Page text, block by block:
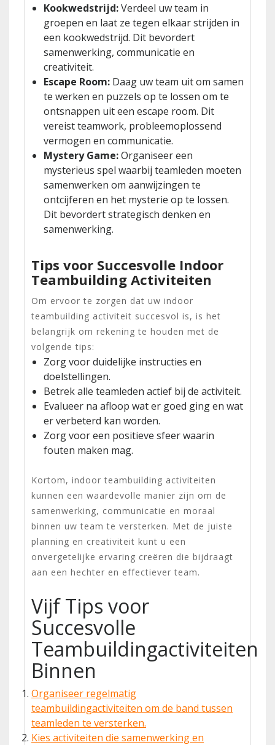
Kookwedstrijd:Verdeel uw team in
groepen en laat ze tegen elkaar strijden in
een kookwedstrijd. Dit bevordert
samenwerking, communicatie en
creativiteit.
Escape Room: Daag uw team uit om samen
te werken en puzzels op te lossen om te
ontsnappen uit een escape room. Dit
vereist teamwork, probleemoplossend
vermogen en communicatie.
Mystery Game:Organiseer een
mysterieus spel waarbij teamleden moeten
samenwerken om aanwijzingen te
ontcijferen en het mysterie op te lossen.
Dit bevordert strategisch denken en
samenwerking.
Tips voor Succesvolle Indoor
Teambuilding Activiteiten
Om ervoor te zorgen dat uw indoor
teambuilding activiteit succesvol is, is het
belangrijk om rekening te houden met de
volgende tips:
Zorg voor duidelijke instructies en
doelstellingen.
Betrek alle teamleden actief bij de activiteit.
Evalueer na afloop wat er goed ging en wat
er verbeterd kan worden.
Zorg voor een positieve sfeer waarin
fouten maken mag.
Kortom, indoor teambuilding activiteiten
kunnen een waardevolle manier zijn om de
samenwerking, communicatie en moraal
binnen uw team te versterken. Met de juiste
planning en creativiteit kunt u een
onvergetelijke ervaring creëren die bijdraagt
aan een hechter en effectiever team.
Vijf Tips voor
Succesvolle
Teambuildingactiviteiten
Binnen
Organiseer regelmatig
teambuildingactiviteiten om de band tussen
teamleden te versterken.
Kies activiteiten die samenwerking en